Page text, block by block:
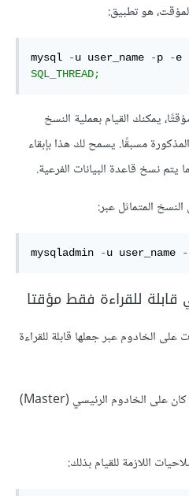
هو تطبيق:
mysql -u user_name -p -e
SQL_THREAD;
يمكنك القيام بعملية النسخ
مسبقًا. يسمح لك هذا بإبقاء
يتم نسخ قاعدة البيانات الفرعية.
المتماثل عبر:
mysqladmin -u user_name -
قابلة للقراءة فقط مؤقتا
الخادوم عبر جعلها قابلة للقراءة
يمكنك تنفيذ هذه الخطوات سواء كان على الخادوم الرئيسي (Master)